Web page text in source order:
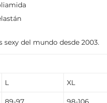
sexy del mundo desde 2003.
L XL